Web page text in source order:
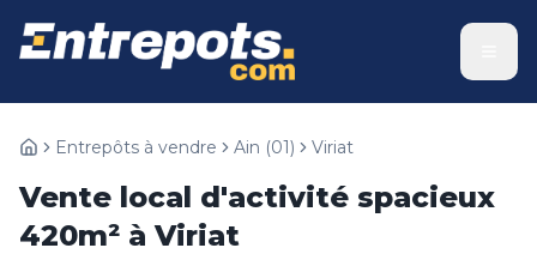
Entrepôts à vendre Ain (01) Viriat
Vente local d'activité spacieux
420m² à Viriat